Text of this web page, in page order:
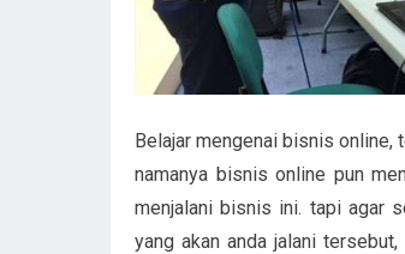
Belajar mengenai bisnis online,
namanya bisnis online pun
menjalani bisnis ini. tapi agar
yang akan anda jalani